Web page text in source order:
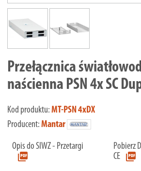
Przełącznica
naścienna PSN 4x SC
Kod produktu: MT-PSN 4xDX
Producent: Mantar
Opis do SIWZ - Przetargi
picture_as_pdf
Pobierz
CE picture_as_pdf